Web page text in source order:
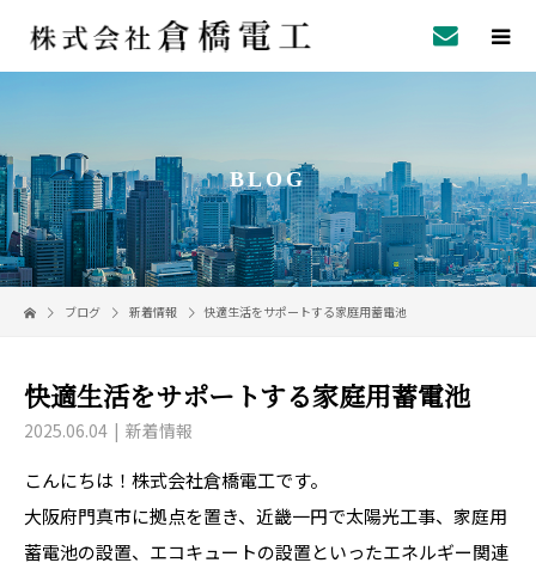
BLOG
ブログ 新着情報 快適生活をサポートする家庭用蓄電池
快適生活をサポートする家庭用蓄電池
2025.06.04 新着情報
こんにちは！株式会社倉橋電工です。
大阪府門真市に拠点を置き、近畿一円で太陽光工事、家庭用
蓄電池の設置、エコキュートの設置といったエネルギー関連